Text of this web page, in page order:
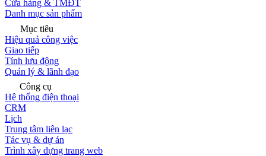
Cửa hàng & TMĐT
Danh mục sản phẩm
Mục tiêu
Hiệu quả công việc
Giao tiếp
Tính lưu động
Quản lý & lãnh đạo
Công cụ
Hệ thống điện thoại
CRM
Lịch
Trung tâm liên lạc
Tác vụ & dự án
Trình xây dựng trang web